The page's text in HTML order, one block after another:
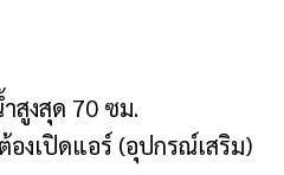
สูงสุด 70 ซม.
งเปิดแอร์ (อุปกรณ์เสริม)